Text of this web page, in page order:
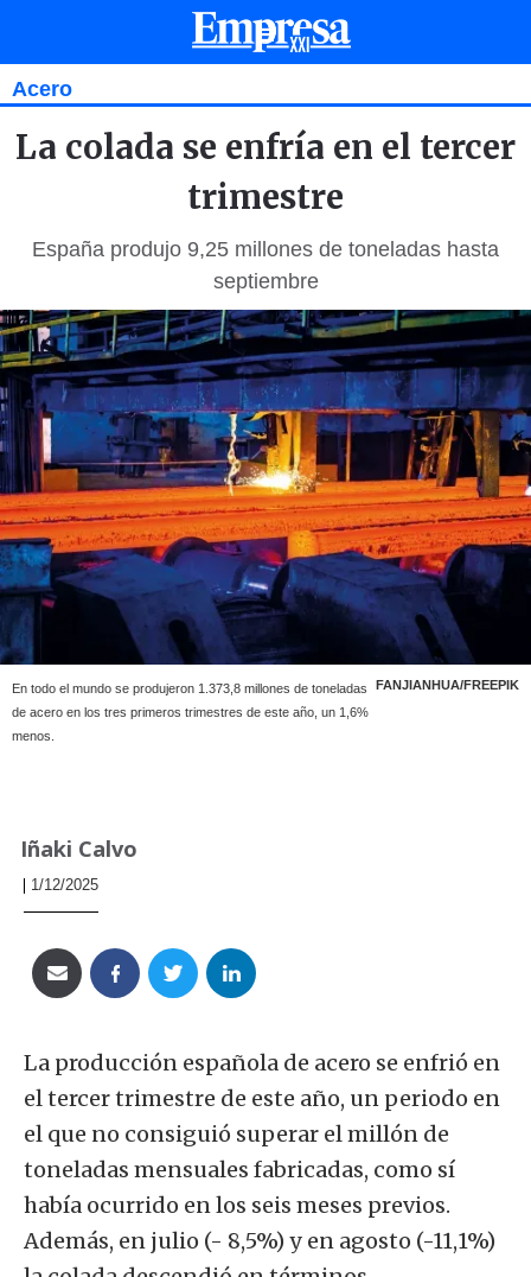
Acero
La colada se enfría en el tercer
trimestre
España produjo 9,25 millones de toneladas hasta
septiembre
En todo el mundo se produjeron 1.373,8 millones de toneladas
de acero en los tres primeros trimestres de este año, un 1,6%
menos.
FANJIANHUA/FREEPIK
Iñaki Calvo
1/12/2025
La producción española de acero se enfrió en
el tercer trimestre de este año, un periodo en
el que no consiguió superar el millón de
toneladas mensuales fabricadas, como sí
había ocurrido en los seis meses previos.
Además, en julio (- 8,5%) y en agosto (-11,1%)